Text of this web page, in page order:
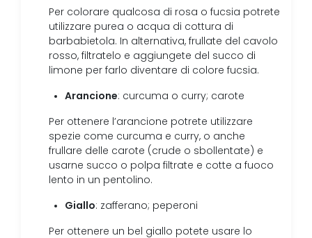
Per colorare qualcosa di rosa o fucsia potrete
utilizzare purea o acqua di cottura di
barbabietola. In alternativa, frullate del cavolo
rosso, filtratelo e aggiungete del succo di
limone per farlo diventare di colore fucsia.
Arancione: curcuma o curry; carote
Per ottenere l’arancione potrete utilizzare
spezie come curcuma e curry, o anche
frullare delle carote (crude o sbollentate) e
usarne succo o polpa filtrate e cotte a fuoco
lento in un pentolino.
Giallo: zafferano; peperoni
Per ottenere un bel giallo potete usare lo